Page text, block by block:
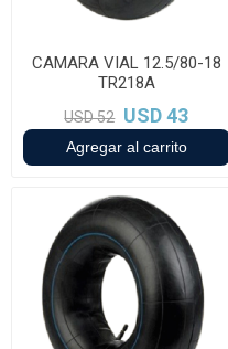
CAMARA VIAL 12.5/80-18
TR218A
USD 52 USD 43